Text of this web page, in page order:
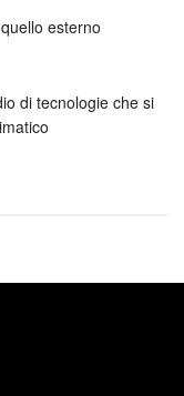
esterno
di tecnologie che si